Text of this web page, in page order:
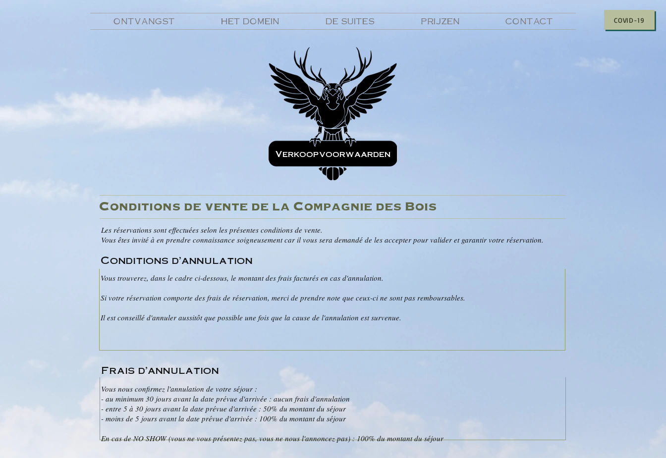
ONTVANGST HET DOMEIN DE SUITES PRIJZEN CONTACT COVID-19
Verkoopvoorwaarden
Conditions de vente de la Compagnie des Bois
Les réservations sont effectuées selon les présentes conditions de vente.
Vous êtes invité à en prendre connaissance soigneusement car il vous sera demandé de les accepter pour valider et garantir votre réservation.
Conditions d'annulation
Vous trouverez, dans le cadre ci-dessous, le montant des frais facturés en cas d'annulation.
Si votre réservation comporte des frais de réservation, merci de prendre note que ceux-ci ne sont pas remboursables.
Il est conseillé d'annuler aussitôt que possible une fois que la cause de l'annulation est survenue.
Frais d'annulation
Vous nous confirmez l'annulation de votre séjour :
- au minimum 30 jours avant la date prévue d'arrivée : aucun frais d'annulation
- entre 5 à 30 jours avant la date prévue d'arrivée : 50% du montant du séjour
- moins de 5 jours avant la date prévue d'arrivée : 100% du montant du séjour
En cas de NO SHOW (vous ne vous présentez pas, vous ne nous l'annoncez pas) : 100% du montant du séjour